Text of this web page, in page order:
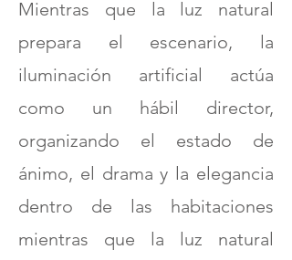
Mientras que la luz natural
prepara el escenario, la
iluminación artificial actúa
como un hábil director,
organizando el estado de
ánimo, el drama y la elegancia
dentro de las habitaciones
mientras que la luz natural